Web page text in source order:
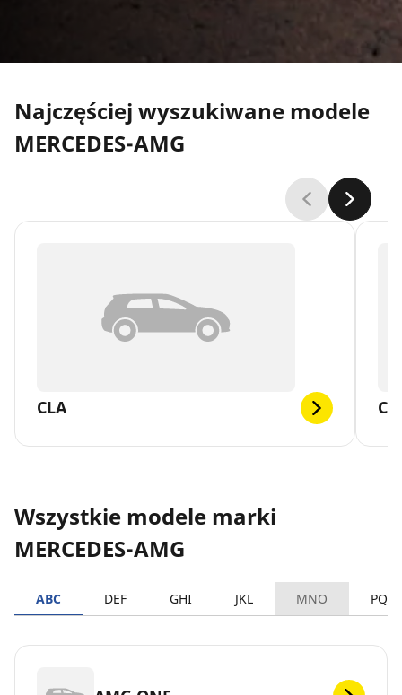
Najczęściej wyszukiwane modele
MERCEDES-AMG
CLA
Wszystkie modele marki
MERCEDES-AMG
ABC DEF GHI JKL MNO PQRS